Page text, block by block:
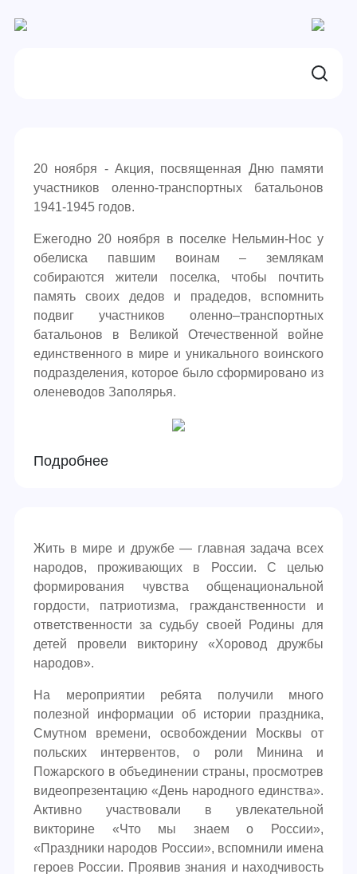
20 ноября - Акция, посвященная Дню памяти
участников оленно-транспортных батальонов
1941-1945 годов.
Ежегодно 20 ноября в поселке Нельмин-Нос у
обелиска павшим воинам – землякам
собираются жители поселка, чтобы почтить
память своих дедов и прадедов, вспомнить
подвиг участников оленно–транспортных
батальонов в Великой Отечественной войне
единственного в мире и уникального воинского
подразделения, которое было сформировано из
оленеводов Заполярья.
Подробнее
Жить в мире и дружбе — главная задача всех
народов, проживающих в России. С целью
формирования чувства общенациональной
гордости, патриотизма, гражданственности и
ответственности за судьбу своей Родины для
детей провели викторину «Хоровод дружбы
народов».
На мероприятии ребята получили много
полезной информации об истории праздника,
Смутном времени, освобождении Москвы от
польских интервентов, о роли Минина и
Пожарского в объединении страны, просмотрев
видеопрезентацию «День народного единства».
Активно участвовали в увлекательной
викторине «Что мы знаем о России»,
«Праздники народов России», вспомнили имена
героев России. Проявив знания и находчивость